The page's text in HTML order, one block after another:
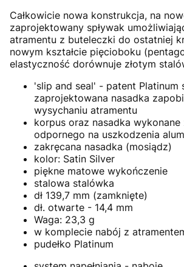
Całkowicie nowa konstrukcja, na
zaprojektowany spływak
atramentu z buteleczki do ostatniej
nowym kształcie pięcioboku
elastyczność dorównuje złotym
'slip and seal' - patent Platinum
zaprojektowana nasadka
wysychaniu atramentu
korpus oraz nasadka
odpornego na uszkodzenia
zakręcana nasadka (mosiądz)
kolor: Satin Silver
piękne matowe wykończenie
stalowa stalówka
dł 139,7 mm (zamknięte)
dł. otwarte - 14,4 mm
Waga: 23,3 g
w komplecie nabój z
pudełko Platinum